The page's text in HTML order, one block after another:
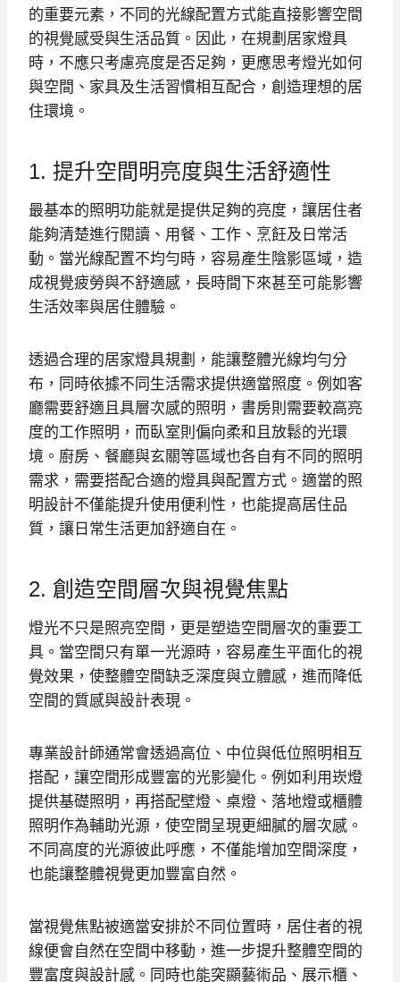
的重要元素，不同的光線配置方式能直接影響空間
的視覺感受與生活品質。因此，在規劃居家燈具
時，不應只考慮亮度是否足夠，更應思考燈光如何
與空間、家具及生活習慣相互配合，創造理想的居
住環境。
1. 提升空間明亮度與生活舒適性
最基本的照明功能就是提供足夠的亮度，讓居住者
能夠清楚進行閱讀、用餐、工作、烹飪及日常活
動。當光線配置不均勻時，容易產生陰影區域，造
成視覺疲勞與不舒適感，長時間下來甚至可能影響
生活效率與居住體驗。
透過合理的居家燈具規劃，能讓整體光線均勻分
布，同時依據不同生活需求提供適當照度。例如客
廳需要舒適且具層次感的照明，書房則需要較高亮
度的工作照明，而臥室則偏向柔和且放鬆的光環
境。廚房、餐廳與玄關等區域也各自有不同的照明
需求，需要搭配合適的燈具與配置方式。適當的照
明設計不僅能提升使用便利性，也能提高居住品
質，讓日常生活更加舒適自在。
2. 創造空間層次與視覺焦點
燈光不只是照亮空間，更是塑造空間層次的重要工
具。當空間只有單一光源時，容易產生平面化的視
覺效果，使整體空間缺乏深度與立體感，進而降低
空間的質感與設計表現。
專業設計師通常會透過高位、中位與低位照明相互
搭配，讓空間形成豐富的光影變化。例如利用崁燈
提供基礎照明，再搭配壁燈、桌燈、落地燈或櫃體
照明作為輔助光源，使空間呈現更細膩的層次感。
不同高度的光源彼此呼應，不僅能增加空間深度，
也能讓整體視覺更加豐富自然。
當視覺焦點被適當安排於不同位置時，居住者的視
線便會自然在空間中移動，進一步提升整體空間的
豐富度與設計感。同時也能突顯藝術品、展示櫃、